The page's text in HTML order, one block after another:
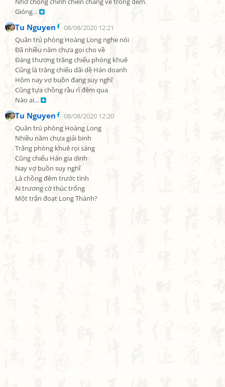
Nhớ chồng chinh chiến chẳng về trong đêm.
Gióng…
Tu Nguyen
08/08/2020 12:21
Quân trú phòng Hoàng Long nghe nói
Đã nhiều năm chưa gọi cho về
Đáng thương trăng chiếu phòng khuê
Cũng là trăng chiếu dãi dề Hán doanh
Hôm nay vợ buồn đang suy nghĩ
Cũng tựa chồng rầu rĩ đêm qua
Nào ai…
Tu Nguyen
08/08/2020 12:20
Quân trú phòng Hoàng Long
Nhiều năm chưa giải binh
Trăng phòng khuê rọi sáng
Cũng chiếu Hán gia dinh
Nay vợ buồn suy nghĩ
Là chồng đêm trước tình
Ai trương cờ thúc trống
Một trận đoạt Long Thành?